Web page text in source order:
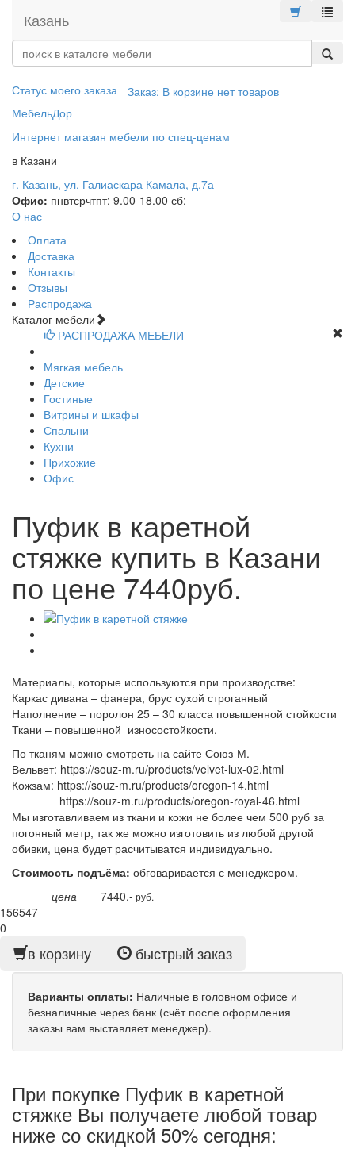
меню
Казань
Статус моего заказа Заказ: В корзине нет товаров
МебельДор
Интернет магазин мебели по спец-ценам
в Казани
г. Казань, ул. Галиаскара Камала, д.7а
Офис: пнвтсрчтпт: 9.00-18.00 сб:
О нас
Оплата
Доставка
Контакты
Отзывы
Распродажа
Каталог мебели
РАСПРОДАЖА МЕБЕЛИ
Мягкая мебель
Детские
Гостиные
Витрины и шкафы
Спальни
Кухни
Прихожие
Офис
Пуфик в каретной
стяжке купить в Казани
по цене 7440руб.
Материалы, которые используются при производстве:
Каркас дивана – фанера, брус сухой строганный
Наполнение – поролон 25 – 30 класса повышенной стойкости
Ткани – повышенной износостойкости.
По тканям можно смотреть на сайте Союз-М.
Вельвет: https://souz-m.ru/products/velvet-lux-02.html
Кожзам: https://souz-m.ru/products/oregon-14.html
https://souz-m.ru/products/oregon-royal-46.html
Мы изготавливаем из ткани и кожи не более чем 500 руб за
погонный метр, так же можно изготовить из любой другой
обивки, цена будет расчитыватся индивидуально.
Стоимость подъёма: обговаривается с менеджером.
цена
7440.- руб.
156547
0
в корзину быстрый заказ
Варианты оплаты: Наличные в головном офисе и
безналичные через банк (счёт после оформления
заказы вам выставляет менеджер).
При покупке Пуфик в каретной
стяжке Вы получаете любой товар
ниже со скидкой 50% сегодня: